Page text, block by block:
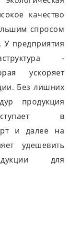
качество
спросом
предприятия
-
ускоряет
Без лишних
продукция
в
и далее на
удешевить
для